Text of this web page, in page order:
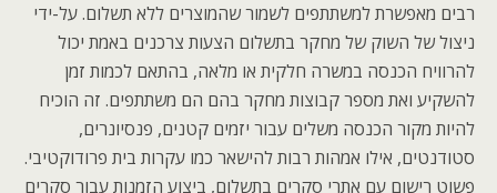
רבים מאפשרת למשתתפים לשמור שהמוצרים ללא תשלום. על-ידי
ניצול של השוק של מחקר בתשלום הצעות צרכנים באמת יכול
להרוויח הכנסה במשרה חלקית או מלאה, בהתאם לכמות זמן
להשקיע ואת מספר קבוצות מחקר בהם הם משתתפים. זה הוכיח
להיות מקור הכנסה משלים עבור יזמים קטנים, פנסיונרים,
סטודנטים, אילו אמהות רבות להישאר כמו עקרות בית פרודוקטיבי.
פשוט רישום עם אתרי סקרים בתשלום, ביצוע הזמנות עבור סקרים